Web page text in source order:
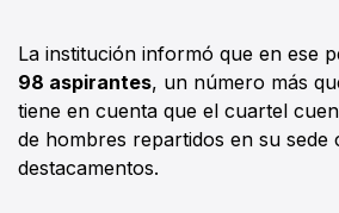
La institución informó que en ese
98 aspirantes, un número más
tiene en cuenta que el cuartel
de hombres repartidos en su sede
destacamentos.